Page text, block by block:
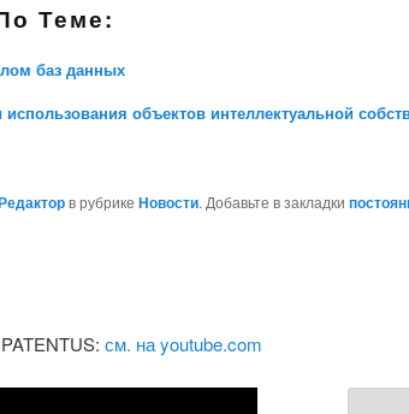
Теме:
баз данных
объектов интеллектуальной
в рубрикеНовости. Добавьте в закладки
см. на youtube.com